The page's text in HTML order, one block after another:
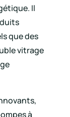
Il
que des
vitrage
à